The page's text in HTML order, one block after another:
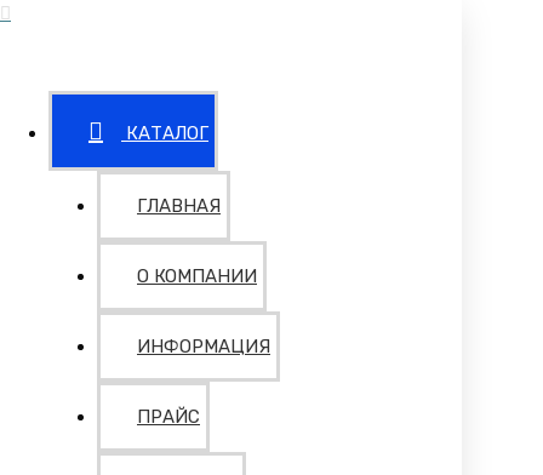
КАТАЛОГ
ГЛАВНАЯ
О КОМПАНИИ
ИНФОРМАЦИЯ
ПРАЙС